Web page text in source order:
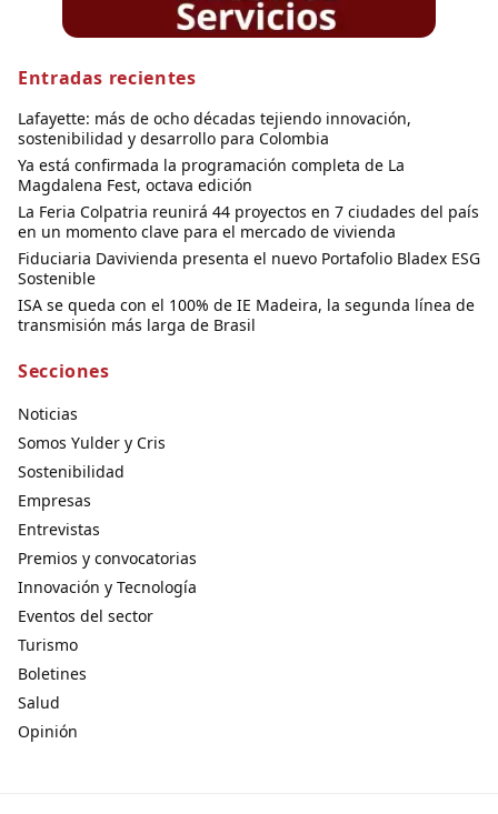
Entradas recientes
Lafayette: más de ocho décadas tejiendo innovación,
sostenibilidad y desarrollo para Colombia
Ya está confirmada la programación completa de La
Magdalena Fest, octava edición
La Feria Colpatria reunirá 44 proyectos en 7 ciudades del país
en un momento clave para el mercado de vivienda
Fiduciaria Davivienda presenta el nuevo Portafolio Bladex ESG
Sostenible
ISA se queda con el 100% de IE Madeira, la segunda línea de
transmisión más larga de Brasil
Secciones
Noticias
Somos Yulder y Cris
Sostenibilidad
Empresas
Entrevistas
Premios y convocatorias
Innovación y Tecnología
Eventos del sector
Turismo
Boletines
Salud
Opinión